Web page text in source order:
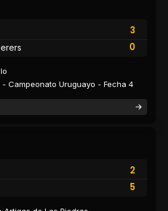
3
0
Campeonato Uruguayo - Fecha 4
2
5